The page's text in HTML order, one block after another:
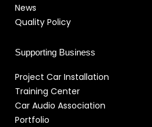
News
Quality Policy
Supporting Business
Project Car Installation
Training Center
Car Audio Association
Portfolio